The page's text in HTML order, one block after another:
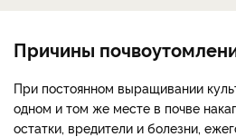
Причины
При постоянном выращивании
одном и том же месте в почве
остатки, вредители и болезни,